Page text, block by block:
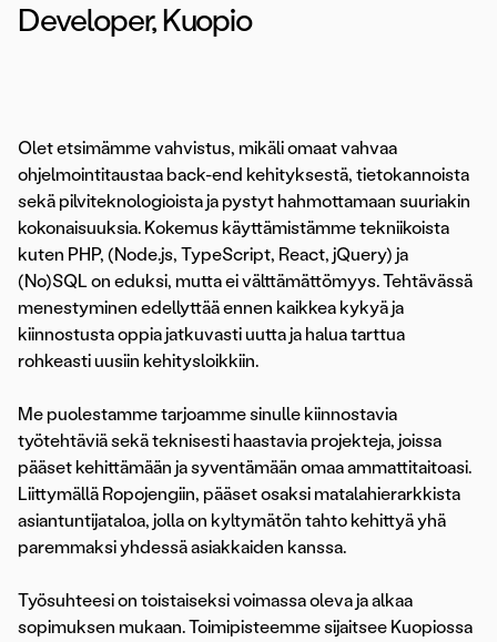
Developer, Kuopio
Olet etsimämme vahvistus, mikäli omaat vahvaa
ohjelmointitaustaa back-end kehityksestä, tietokannoista
sekä pilviteknologioista ja pystyt hahmottamaan suuriakin
kokonaisuuksia. Kokemus käyttämistämme tekniikoista
kuten PHP, (Node.js, TypeScript, React, jQuery) ja
(No)SQL on eduksi, mutta ei välttämättömyys. Tehtävässä
menestyminen edellyttää ennen kaikkea kykyä ja
kiinnostusta oppia jatkuvasti uutta ja halua tarttua
rohkeasti uusiin kehitysloikkiin.
Me puolestamme tarjoamme sinulle kiinnostavia
työtehtäviä sekä teknisesti haastavia projekteja, joissa
pääset kehittämään ja syventämään omaa ammattitaitoasi.
Liittymällä Ropojengiin, pääset osaksi matalahierarkkista
asiantuntijataloa, jolla on kyltymätön tahto kehittyä yhä
paremmaksi yhdessä asiakkaiden kanssa.
Työsuhteesi on toistaiseksi voimassa oleva ja alkaa
sopimuksen mukaan. Toimipisteemme sijaitsee Kuopiossa